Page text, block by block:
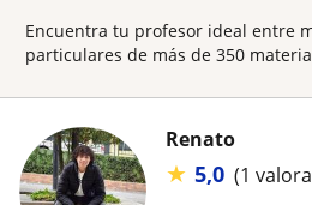
Encuentra tu profesor ideal entre
particulares de más de 350
Renato
★ 5,0 (1